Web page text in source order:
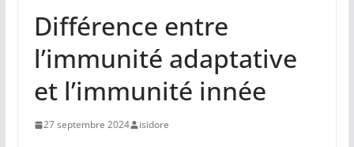
Différence entre
l’immunité adaptative
et l’immunité innée
27 septembre 2024 isidore